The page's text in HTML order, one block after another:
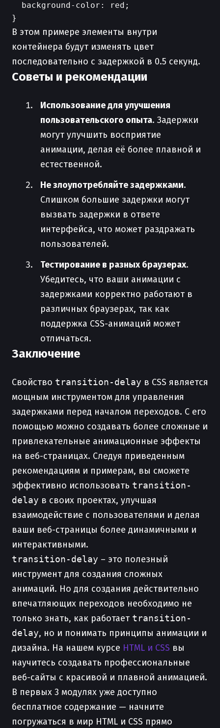
  background-color: red;
В этом примере элементы внутри
контейнера будут изменять цвет
последовательно с задержкой в 0.5 секунд.
Советы и рекомендации
Использование для улучшения
пользовательского опыта. Задержки
могут улучшить восприятие
анимации, делая её более плавной и
естественной.
Не злоупотребляйте задержками.
Слишком большие задержки могут
вызвать задержки в ответе
интерфейса, что может раздражать
пользователей.
Тестирование в разных браузерах.
Убедитесь, что ваши анимации с
задержками корректно работают в
различных браузерах, так как
поддержка CSS-анимаций может
отличаться.
Заключение
Свойство transition-delay в CSS является
мощным инструментом для управления
задержками перед началом переходов. С его
помощью можно создавать более сложные и
привлекательные анимационные эффекты
на веб-страницах. Следуя приведенным
рекомендациям и примерам, вы сможете
эффективно использовать transition-
delay в своих проектах, улучшая
взаимодействие с пользователями и делая
ваши веб-страницы более динамичными и
интерактивными.
transition-delay – это полезный
инструмент для создания сложных
анимаций. Но для создания действительно
впечатляющих переходов необходимо не
только знать, как работает transition-
delay, но и понимать принципы анимации и
дизайна. На нашем курсе HTML и CSS вы
научитесь создавать профессиональные
веб-сайты с красивой и плавной анимацией.
В первых 3 модулях уже доступно
бесплатное содержание — начните
погружаться в мир HTML и CSS прямо